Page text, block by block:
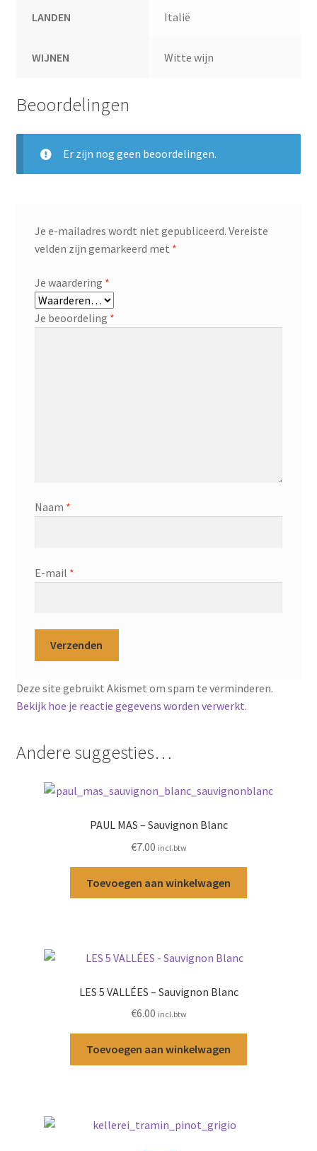
LANDEN Italië
WIJNEN Witte wijn
Beoordelingen
Er zijn nog geen beoordelingen.
Je e-mailadres wordt niet gepubliceerd. Vereiste
velden zijn gemarkeerd met *
Je waardering *
Je beoordeling *
Naam *
E-mail *
Deze site gebruikt Akismet om spam te verminderen.
Bekijk hoe je reactie gegevens worden verwerkt.
Andere suggesties…
PAUL MAS – Sauvignon Blanc
€7.00 incl.btw
Toevoegen aan winkelwagen
LES 5 VALLÉES – Sauvignon Blanc
€6.00 incl.btw
Toevoegen aan winkelwagen